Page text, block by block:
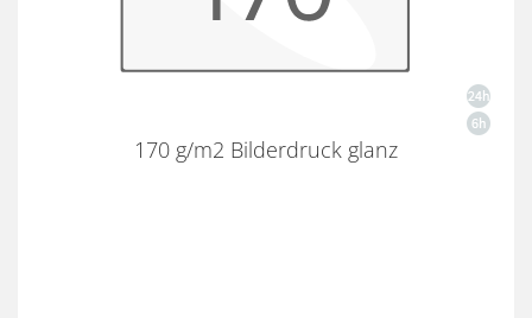
170 g/m2 Bilderdruck glanz